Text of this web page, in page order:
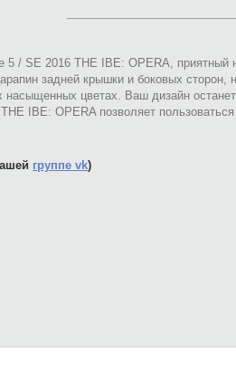
5 / SE 2016 THE IBE: OPERA,
задней крышки и боковых сторон,
цветах. Ваш дизайн
IBE: OPERA позволяет
группе vk)